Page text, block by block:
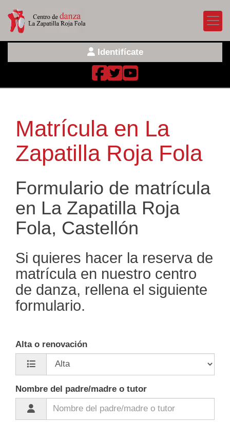
Identifícate
Matrícula en La
Zapatilla Roja Fola
Formulario de matrícula
en La Zapatilla Roja
Fola, Castellón
Si quieres hacer la reserva de
matrícula en nuestro centro
de danza, rellena el siguiente
formulario.
Alta o renovación
Nombre del padre/madre o tutor